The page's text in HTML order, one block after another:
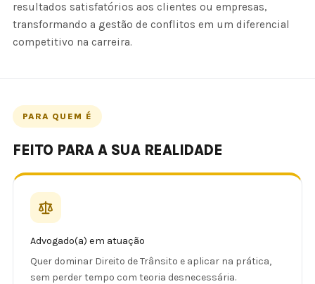
resultados satisfatórios aos clientes ou empresas,
transformando a gestão de conflitos em um diferencial
competitivo na carreira.
PARA QUEM É
FEITO PARA A SUA REALIDADE
Advogado(a) em atuação
Quer dominar Direito de Trânsito e aplicar na prática,
sem perder tempo com teoria desnecessária.